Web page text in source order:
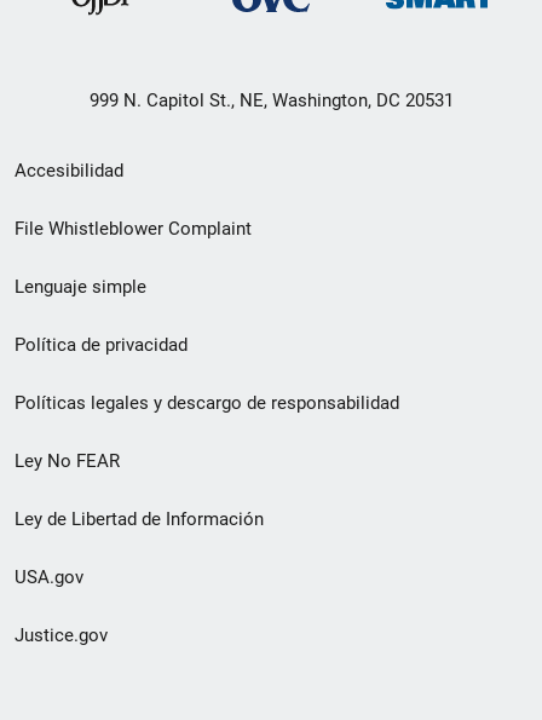
999 N. Capitol St., NE, Washington, DC 20531
Menú
de
de
pie
de
página
Accesibilidad
File Whistleblower Complaint
Lenguaje simple
Política de privacidad
Políticas legales y descargo de responsabilidad
Ley No FEAR
Ley de Libertad de Información
USA.gov
Justice.gov